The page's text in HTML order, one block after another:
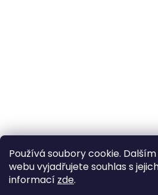
Používá soubory cookie.
webu vyjadřujete souhlas s
informací zde.